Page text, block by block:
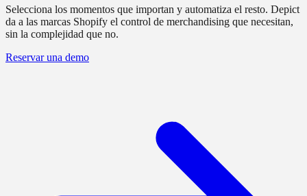
Selecciona los momentos que importan y automatiza el resto. Depict
da a las marcas Shopify el control de merchandising que necesitan,
sin la complejidad que no.
Reservar una demo